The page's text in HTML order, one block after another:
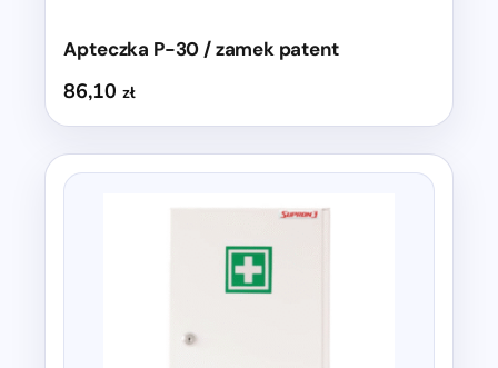
Apteczka P-30 / zamek patent
86,10zł